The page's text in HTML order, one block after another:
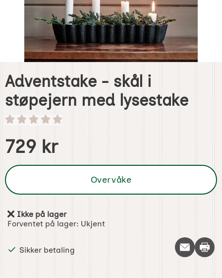
Adventstake - skål i
støpejern med lysestake
Handle dette produktet, Adventstake - skål i støpejern
pris
729 kr
Overvåke
Produkttilgjengelighet:
Ikke på lager
Forventet på lager: Ukjent
Sikker betaling Skriv